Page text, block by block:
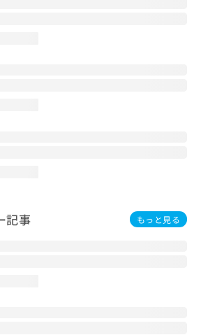
記事 もっと見る